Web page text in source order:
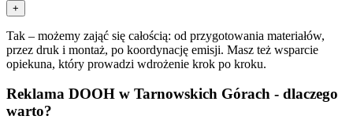
+
Tak – możemy zająć się całością: od przygotowania materiałów,
przez druk i montaż, po koordynację emisji. Masz też wsparcie
opiekuna, który prowadzi wdrożenie krok po kroku.
Reklama DOOH w Tarnowskich Górach - dlaczego
warto?